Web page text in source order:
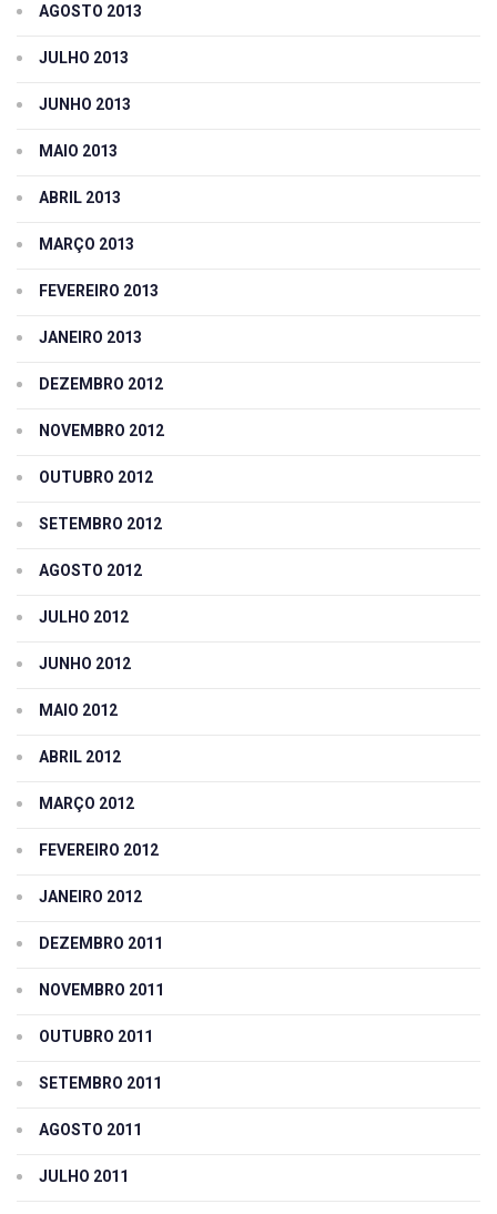
AGOSTO 2013
JULHO 2013
JUNHO 2013
MAIO 2013
ABRIL 2013
MARÇO 2013
FEVEREIRO 2013
JANEIRO 2013
DEZEMBRO 2012
NOVEMBRO 2012
OUTUBRO 2012
SETEMBRO 2012
AGOSTO 2012
JULHO 2012
JUNHO 2012
MAIO 2012
ABRIL 2012
MARÇO 2012
FEVEREIRO 2012
JANEIRO 2012
DEZEMBRO 2011
NOVEMBRO 2011
OUTUBRO 2011
SETEMBRO 2011
AGOSTO 2011
JULHO 2011